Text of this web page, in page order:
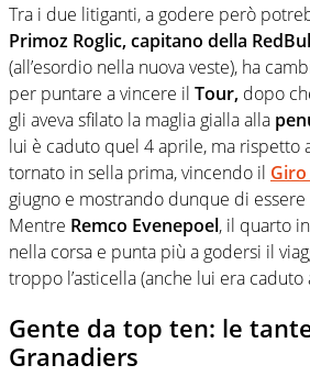
Tra i due litiganti, a godere però
Primoz Roglic, capitano della
(all’esordio nella nuova veste), ha
per puntare a vincere il Tour, dopo
gli aveva sfilato la maglia gialla alla
lui è caduto quel 4 aprile, ma rispetto
tornato in sella prima, vincendo il
giugno e mostrando dunque di essere
Mentre Remco Evenepoel, il quarto
nella corsa e punta più a godersi il
troppo l’asticella (anche lui era caduto
Gente da top ten: le
Granadiers